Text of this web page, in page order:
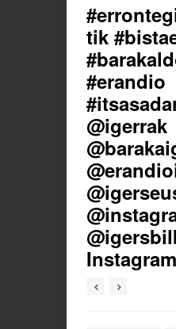
tik
#erandio
@igerrak
Instagram